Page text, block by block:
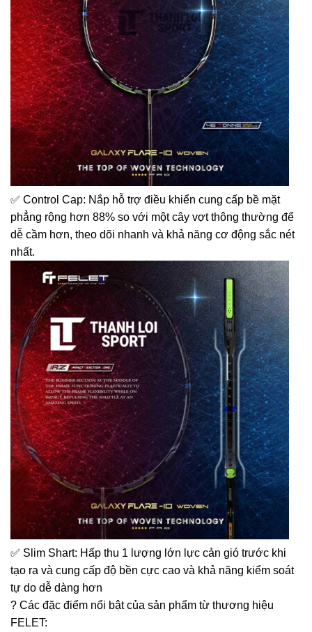
✅ Control Cap: Nắp hỗ trợ điều khiển cung cấp bề mặt
phẳng rộng hơn 88% so với một cây vợt thông thường để
dễ cầm hơn, theo dõi nhanh và khả năng cơ động sắc nét
nhất.
✅ Slim Shart: Hấp thu 1 lượng lớn lực cản gió trước khi
tạo ra và cung cấp độ bền cực cao và khả năng kiểm soát
tự do dễ dàng hơn
? Các đặc điểm nổi bật của sản phẩm từ thương hiệu
FELET: